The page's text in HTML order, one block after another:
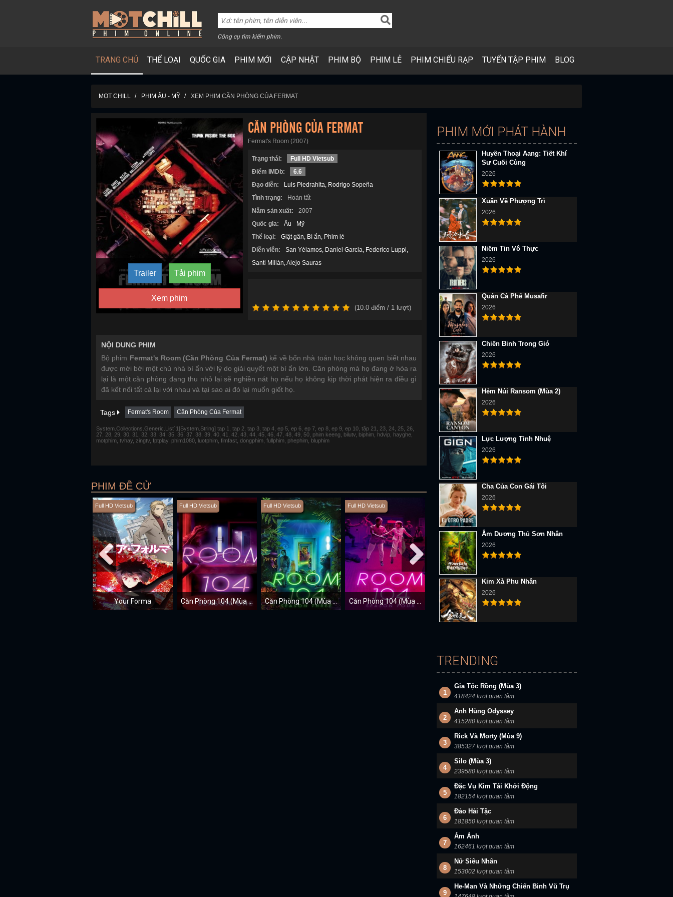
Công cụ tìm kiếm phim.
TRANG CHỦ THỂ LOẠI QUỐC GIA PHIM MỚI CẬP NHẬT PHIM BỘ PHIM LẺ PHIM CHIẾU RẠP TUYỂN TẬP PHIM BLOG
MỌT CHILL PHIM ÂU - MỸ XEM PHIM CĂN PHÒNG CỦA FERMAT
Trailer Tải phim
Xem phim
CĂN PHÒNG CỦA FERMAT
Fermat's Room (2007)
Trạng thái:
Full HD Vietsub
Điểm IMDb:
6.6
Đạo diễn:
Luis Piedrahita
Rodrigo Sopeña
Tình trạng:
Hoàn tất
Năm sản xuất:
2007
Quốc gia:
Âu - Mỹ
Thể loại:
Giật gân Bí ẩn
Phim lẻ
Diễn viên:
San Yélamos Daniel Garcia
Federico Luppi
Santi Millán Alejo Sauras
(10.0điểm / 1lượt)
NỘI DUNG PHIM
Bộ phim Fermat's Room (Căn Phòng Của Fermat) kể về bốn nhà toán học không quen biết nhau
được mời bởi một chủ nhà bí ẩn với lý do giải quyết một bí ẩn lớn. Căn phòng mà họ đang ở hóa ra
lại là một căn phòng đang thu nhỏ lại sẽ nghiền nát họ nếu họ không kịp thời phát hiện ra điều gì
đã kết nối tất cả lại với nhau và tại sao ai đó lại muốn giết họ.
Tags Fermat's Room Căn Phòng Của Fermat
System.Collections.Generic.List`1[System.String] tap 1, tap 2, tap 3, tap 4, ep 5, ep 6, ep 7, ep 8, ep 9, ep 10, tập 21, 23, 24, 25, 26,
27, 28, 29, 30, 31, 32, 33, 34, 35, 36, 37, 38, 39, 40, 41, 42, 43, 44, 45, 46, 47, 48, 49, 50, phim keeng, bilutv, biphim, hdvip, hayghe,
motphim, tvhay, zingtv, fptplay, phim1080, luotphim, fimfast, dongphim, fullphim, phephim, bluphim
PHIM ĐỀ CỬ
Full HD Vietsub
Your Forma
Full HD Vietsub
Căn Phòng 104 (Mùa 1)
Full HD Vietsub
Căn Phòng 104 (Mùa 3)
Full HD Vietsub Full HD Vietsub
Ẩm Thực Của Fermat
Full HD Vietsub
PHIM MỚI PHÁT HÀNH
Huyền Thoại Aang: Tiết Khí
Sư Cuối Cùng
2026
Xuân Về Phượng Trì
2026
Niềm Tin Vô Thực
2026
Quán Cà Phê Musafir
2026
Chiến Binh Trong Gió
2026
Hẻm Núi Ransom (Mùa 2)
2026
Lực Lượng Tinh Nhuệ
2026
Cha Của Con Gái Tôi
2026
Âm Dương Thủ Sơn Nhân
2026
Kim Xà Phu Nhân
2026
TRENDING
1
Gia Tộc Rồng (Mùa 3)
418424 lượt quan tâm
2
Anh Hùng Odyssey
415280 lượt quan tâm
3
Rick Và Morty (Mùa 9)
385327 lượt quan tâm
4
Silo (Mùa 3)
239580 lượt quan tâm
5
Đặc Vụ Kim Tái Khởi Động
182154 lượt quan tâm
6
Đảo Hải Tặc
181850 lượt quan tâm
7
Ám Ảnh
162461 lượt quan tâm
8
Nữ Siêu Nhân
153002 lượt quan tâm
9
He-Man Và Những Chiến Binh Vũ Trụ